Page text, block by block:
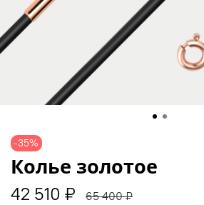
-35%
Колье золотое
42 510 ₽ 65 400 ₽